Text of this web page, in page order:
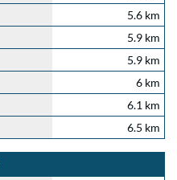
5.6 km
5.9 km
5.9 km
6 km
6.1 km
6.5 km